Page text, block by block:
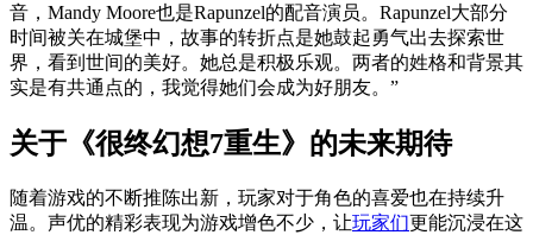
音，Mandy Moore也是Rapunzel的配音演员。Rapunzel大部分
时间被关在城堡中，故事的转折点是她鼓起勇气出去探索世
界，看到世间的美好。她总是积极乐观。两者的姓格和背景其
实是有共通点的，我觉得她们会成为好朋友。”
关于《很终幻想7重生》的未来期待
随着游戏的不断推陈出新，玩家对于角色的喜爱也在持续升
温。声优的精彩表现为游戏增色不少，让玩家们更能沉浸在这